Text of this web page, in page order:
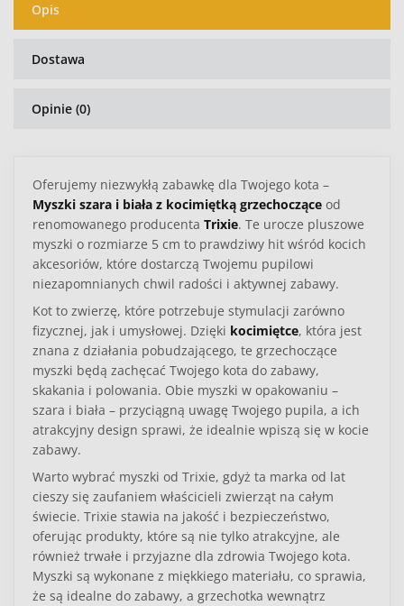
Opis
Dostawa
Opinie (0)
Oferujemy niezwykłą zabawkę dla Twojego kota –
Myszki szara i biała z kocimiętką grzechoczące od
renomowanego producenta Trixie. Te urocze pluszowe
myszki o rozmiarze 5 cm to prawdziwy hit wśród kocich
akcesoriów, które dostarczą Twojemu pupilowi
niezapomnianych chwil radości i aktywnej zabawy.
Kot to zwierzę, które potrzebuje stymulacji zarówno
fizycznej, jak i umysłowej. Dzięki kocimiętce, która jest
znana z działania pobudzającego, te grzechoczące
myszki będą zachęcać Twojego kota do zabawy,
skakania i polowania. Obie myszki w opakowaniu –
szara i biała – przyciągną uwagę Twojego pupila, a ich
atrakcyjny design sprawi, że idealnie wpiszą się w kocie
zabawy.
Warto wybrać myszki od Trixie, gdyż ta marka od lat
cieszy się zaufaniem właścicieli zwierząt na całym
świecie. Trixie stawia na jakość i bezpieczeństwo,
oferując produkty, które są nie tylko atrakcyjne, ale
również trwałe i przyjazne dla zdrowia Twojego kota.
Myszki są wykonane z miękkiego materiału, co sprawia,
że są idealne do zabawy, a grzechotka wewnątrz